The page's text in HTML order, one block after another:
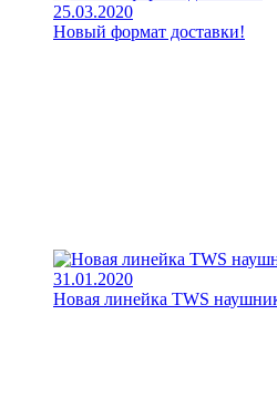
25.03.2020
Новый формат доставки!
31.01.2020
Новая линейка TWS